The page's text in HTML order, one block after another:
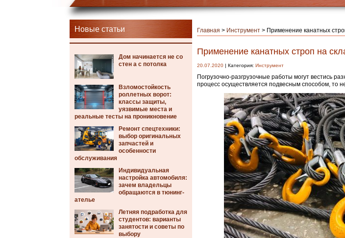
Новые статьи
Дом начинается не со
стен а с потолка
Взломостойкость
роллетных ворот:
классы защиты,
уязвимые места и
реальные тесты на проникновение
Ремонт спецтехники:
выбор оригинальных
запчастей и
особенности
обслуживания
Индивидуальная
настройка автомобиля:
зачем владельцы
обращаются в тюнинг-
ателье
Летняя подработка для
студентов: варианты
занятости и советы по
выбору
Главная > Инструмент > Применение канатных
Применение канатных строп на
20.07.2020 | Категория: Инструмент
Погрузочно-разгрузочные работы могут вестись
процесс осуществляется подвесным способом, то